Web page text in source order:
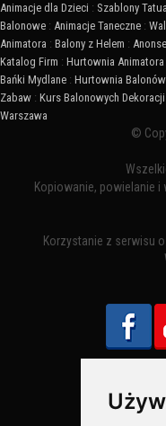
Animacje dla Dzieci : Szablony
Balonowe : Animacje Taneczne :
Animatora : Balony z Helem : Anonse
Katalog Firm : Hurtownia Animatora
Bańki Mydlane : Hurtownia Balonów
Zabaw : Kurs Balonowych Dekoracji
Warszawa
©
Kopiowanie, powielanie i
Korzystanie z serwisu